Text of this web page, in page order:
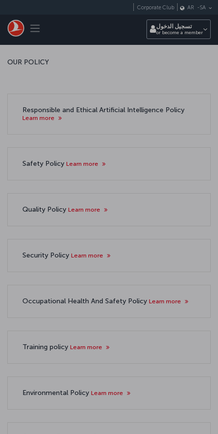
Toggle navigation
Corporate Club AR -SA
تسجيل الدخول
or become a member
OUR POLICY
Responsible and Ethical Artificial Intelligence Policy
Learn more
Safety Policy Learn more
Quality Policy Learn more
Security Policy Learn more
Occupational Health And Safety Policy Learn more
Training policy Learn more
Environmental Policy Learn more